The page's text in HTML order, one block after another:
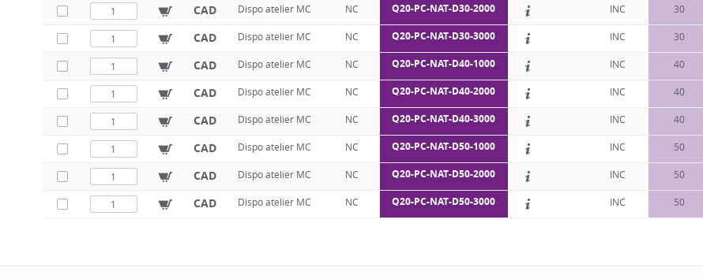
CAD Dispo atelier MC NC Q20-PC-NAT-D30-2000 INC 30
CAD Dispo atelier MC NC Q20-PC-NAT-D30-3000 INC 30
CAD Dispo atelier MC NC Q20-PC-NAT-D40-1000 INC 40
CAD Dispo atelier MC NC Q20-PC-NAT-D40-2000 INC 40
CAD Dispo atelier MC NC Q20-PC-NAT-D40-3000 INC 40
CAD Dispo atelier MC NC Q20-PC-NAT-D50-1000 INC 50
CAD Dispo atelier MC NC Q20-PC-NAT-D50-2000 INC 50
CAD Dispo atelier MC NC Q20-PC-NAT-D50-3000 INC 50